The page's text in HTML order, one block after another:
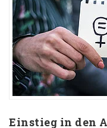
Einstieg in den